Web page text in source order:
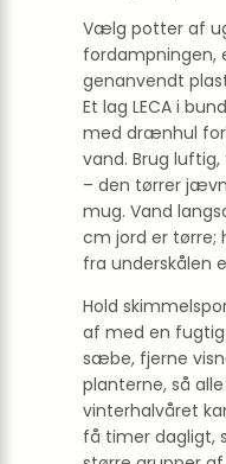
Vælg potter af
fordampningen,
genanvendt
Et lag LECA i
med drænhul
vand. Brug
– den tørrer
mug. Vand
cm jord er tørre;
fra underskålen
Hold
af med en
sæbe, fjerne
planterne, så
vinterhalvåret
få timer dagligt,